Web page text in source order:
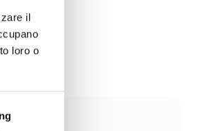
il
loro o